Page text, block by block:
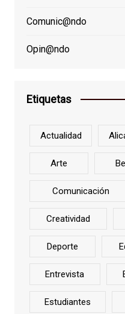
Comunic@ndo
Opin@ndo
Etiquetas
Actualidad
Arte
Comunicación
Creatividad
Deporte
Entrevista
Estudiantes